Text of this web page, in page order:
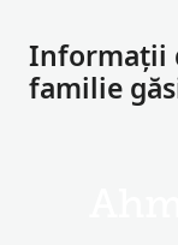
Informații
familie